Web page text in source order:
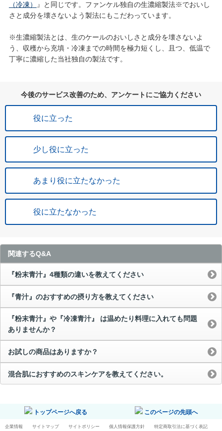
（冷凍）
』と同じです。ファンケル独自の生濃縮製法※でおいし
さと成分を壊さないよう製法にもこだわっています。
※生濃縮製法とは、生のケールのおいしさと成分を壊さないよ
う、収穫から充填・冷凍までの時間を極力短くし、且つ、低温で
丁寧に濃縮した当社独自の製法です。
今後のサービス改善のため、アンケートにご協力ください
役に立った
少し役に立った
あまり役に立たなかった
役に立たなかった
関連するQ&A
『粉末青汁』4種類の違いを教えてください
『青汁』のおすすめの摂り方を教えてください
『粉末青汁』や『冷凍青汁』 は温めたり料理に入れても問題
ありませんか？
お試しの商品はありますか？
混合肌におすすめのスキンケアを教えてください。
トップページへ戻る このページの先頭へ
企業情報 サイトマップ サイトポリシー 個人情報保護方針 特定商取引法に基づく表記